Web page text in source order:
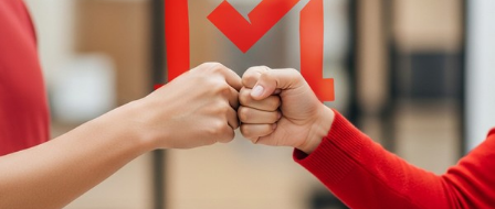
Asimismo, en la capital Chilpancingo integrantes de la
Coordinadora Estatal de Trabajadores de la Educación
(CETEG) protestan para exigir el castigo de los
supuestos federales que asesinaron al hombre,de
acuerdo con un reporte del diarioReforma.